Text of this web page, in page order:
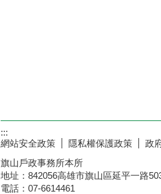
:::
網站安全政策
隱私權保護政策 政
旗山戶政事務所本所
地址：842056高雄市旗山區延平一路
電話：07-6614461